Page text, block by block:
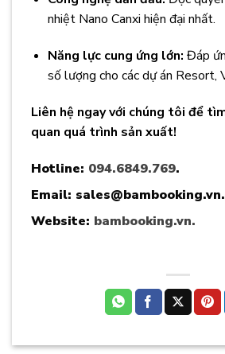
nhiệt Nano Canxi hiện đại nhất.
Năng lực cung ứng lớn: Đáp
số lượng cho các dự án Resort,
Liên hệ ngay với chúng tôi để
quan quá trình sản xuất!
Hotline: 094.6849.769.
Email: sales@bambooking.vn.
Website: bambooking.vn.